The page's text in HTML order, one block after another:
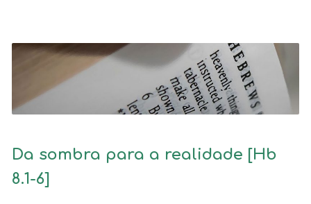
Da sombra para a realidade [Hb
8.1-6]